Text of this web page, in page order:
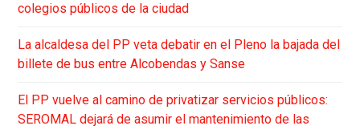
colegios públicos de la ciudad
La alcaldesa del PP veta debatir en el Pleno la bajada del
billete de bus entre Alcobendas y Sanse
El PP vuelve al camino de privatizar servicios públicos:
SEROMAL dejará de asumir el mantenimiento de las